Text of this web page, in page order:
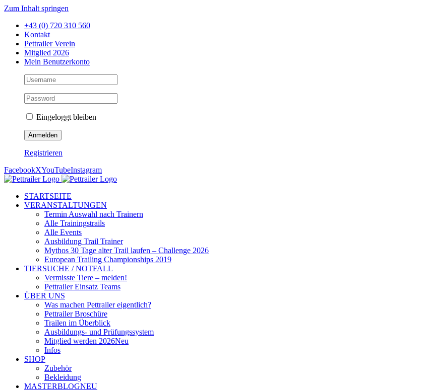
Zum Inhalt springen
+43 (0) 720 310 560
Kontakt
Pettrailer Verein
Mitglied 2026
Mein Benutzerkonto
Eingeloggt bleiben
Registrieren
FacebookXYouTubeInstagram
STARTSEITE
VERANSTALTUNGEN
Termin Auswahl nach Trainern
Alle Trainingstrails
Alle Events
Ausbildung Trail Trainer
Mythos 30 Tage alter Trail laufen – Challenge 2026
European Trailing Championships 2019
TIERSUCHE / NOTFALL
Vermisste Tiere – melden!
Pettrailer Einsatz Teams
ÜBER UNS
Was machen Pettrailer eigentlich?
Pettrailer Broschüre
Trailen im Überblick
Ausbildungs- und Prüfungssystem
Mitglied werden 2026Neu
Infos
SHOP
Zubehör
Bekleidung
MASTERBLOGNEU